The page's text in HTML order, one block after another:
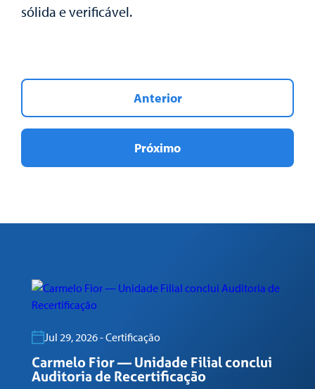
sólida e verificável.
Anterior
Próximo
Jul 29, 2026 - Certificação
Carmelo Fior — Unidade Filial conclui
Auditoria de Recertificação